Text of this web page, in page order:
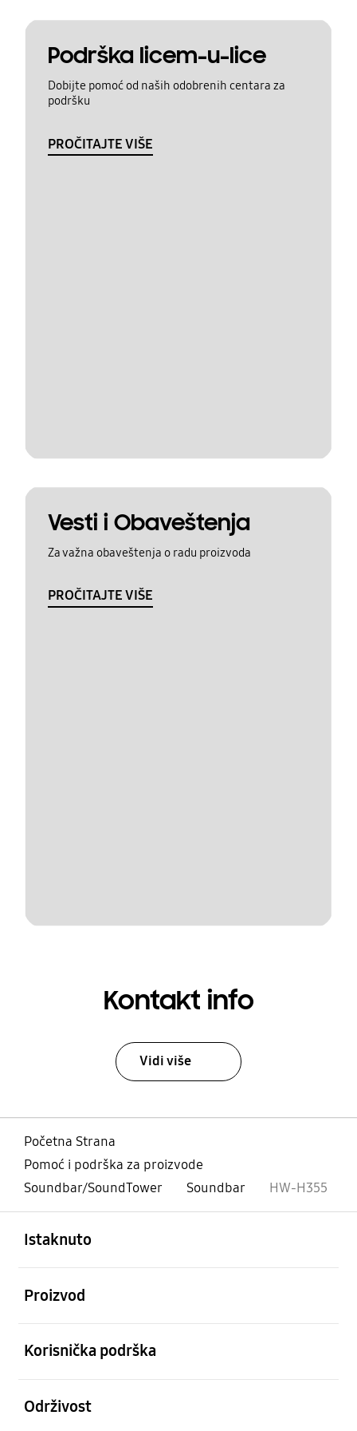
Podrška licem-u-lice
Dobijte pomoć od naših odobrenih centara za
podršku
PROČITAJTE VIŠE
Vesti i Obaveštenja
Za važna obaveštenja o radu proizvoda
PROČITAJTE VIŠE
Kontakt info
Vidi više
Početna Strana
Pomoć i podrška za proizvode
Soundbar/SoundTower
Soundbar HW-H355
Istaknuto
Proizvod
Korisnička podrška
Održivost